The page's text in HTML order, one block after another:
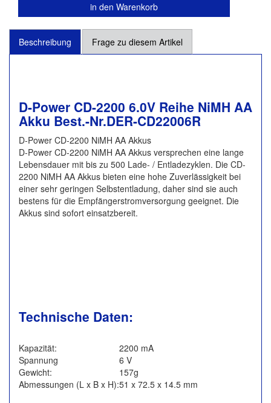
in den Warenkorb
Beschreibung Frage zu diesem Artikel
D-Power CD-2200 6.0V Reihe NiMH AA
Akku Best.-Nr.DER-CD22006R
D-Power CD-2200 NiMH AA Akkus
D-Power CD-2200 NiMH AA Akkus versprechen eine lange
Lebensdauer mit bis zu 500 Lade- / Entladezyklen. Die CD-
2200 NiMH AA Akkus bieten eine hohe Zuverlässigkeit bei
einer sehr geringen Selbstentladung, daher sind sie auch
bestens für die Empfängerstromversorgung geeignet. Die
Akkus sind sofort einsatzbereit.
Technische Daten:
Kapazität:
2200 mA
Spannung
6 V
Gewicht:
157g
Abmessungen (L x B x H):51 x 72.5 x 14.5 mm